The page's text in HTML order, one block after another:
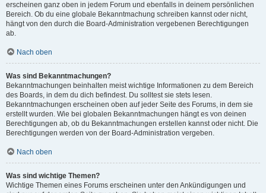
erscheinen ganz oben in jedem Forum und ebenfalls in deinem persönlichen
Bereich. Ob du eine globale Bekanntmachung schreiben kannst oder nicht,
hängt von den durch die Board-Administration vergebenen Berechtigungen
ab.
Nach oben
Was sind Bekanntmachungen?
Bekanntmachungen beinhalten meist wichtige Informationen zu dem Bereich
des Boards, in dem du dich befindest. Du solltest sie stets lesen.
Bekanntmachungen erscheinen oben auf jeder Seite des Forums, in dem sie
erstellt wurden. Wie bei globalen Bekanntmachungen hängt es von deinen
Berechtigungen ab, ob du Bekanntmachungen erstellen kannst oder nicht. Die
Berechtigungen werden von der Board-Administration vergeben.
Nach oben
Was sind wichtige Themen?
Wichtige Themen eines Forums erscheinen unter den Ankündigungen und